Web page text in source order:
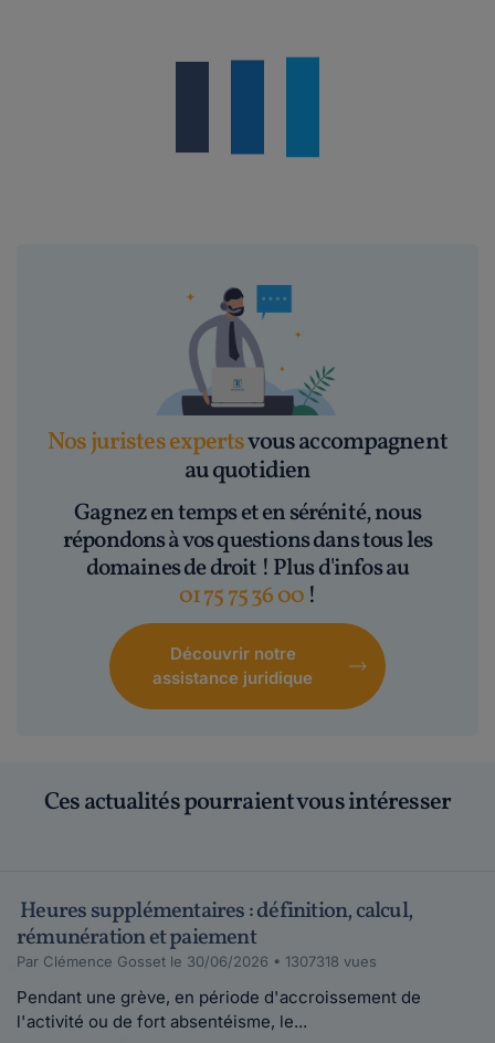
Nos juristes expertsvous accompagnent
au quotidien
Gagnez en temps et en sérénité, nous
répondons à vos questions dans tous les
domaines de droit ! Plus d'infos au
01 75 75 36 00 !
Découvrir notre
assistance juridique
Ces actualités pourraient vous intéresser
Heures supplémentaires : définition, calcul,
rémunération et paiement
Par Clémence Gosset le 30/06/2026 • 1307318 vues
Pendant une grève, en période d'accroissement de
l'activité ou de fort absentéisme, le...